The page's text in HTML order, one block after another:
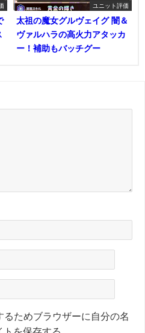
ユニット評価
太祖の魔女グルヴェイグ 闇＆
ヴァルハラの高火力アタッカ
ー！補助もバッチグー
るためブラウザーに自分の名
を保存する。